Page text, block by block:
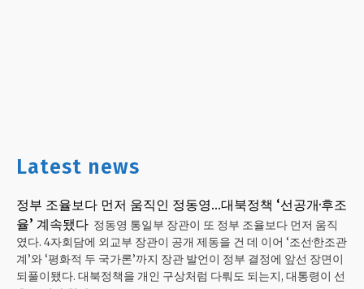
Latest news
정부 조율보다 먼저 움직인 정동영…대북정책 ‘선공개·후조
율’ 계속됐다 정동영 통일부 장관이 또 정부 조율보다 먼저 움직
였다. 4자회담에 외교부 장관이 공개 제동을 건 데 이어 ‘조선·한조관
계’와 ‘평화적 두 국가론’까지 장관 발언이 정부 결정에 앞선 장면이
되풀이됐다. 대북정책을 개인 구상처럼 다뤄도 되는지, 대통령이 선